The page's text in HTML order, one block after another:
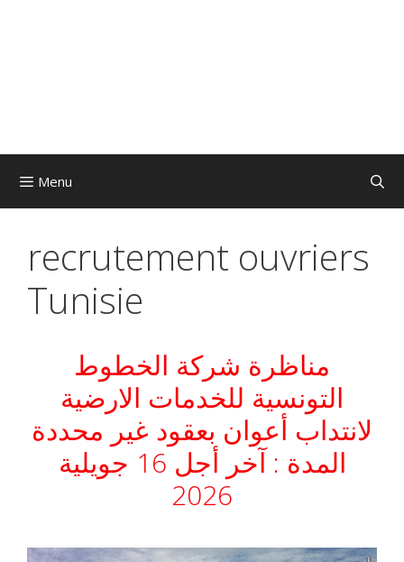
Menu
recrutement ouvriers
Tunisie
مناظرة شركة الخطوط
التونسية للخدمات الارضية
لانتداب أعوان بعقود غير محددة
المدة : آخر أجل 16 جويلية
2026